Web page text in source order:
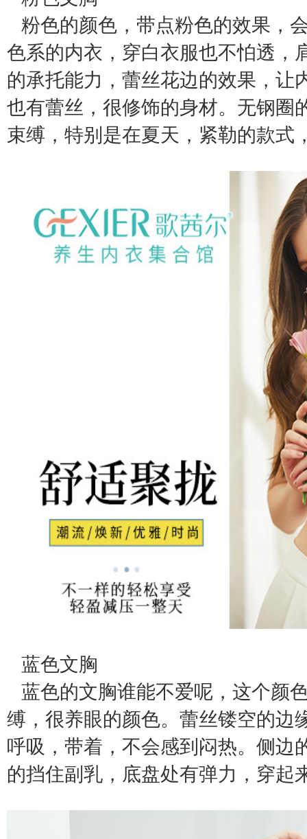
粉色的颜色，带点粉色的效果，
色系的内衣，穿白衣服也不怕透，
的承托能力，蕾丝花边的效果，让
也有蕾丝，很修饰的身材。无钢圈
束缚，特别是在夏天，紧勒的款式
蓝色文胸
蓝色的文胸谁能不爱呢，这个颜
缚，很养眼的颜色。蕾丝镂空的边
呼吸，带着 ，不会感到闷热。侧
的挡住副乳，底盘处有弹力，穿起